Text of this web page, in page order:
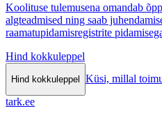
Koolituse tulemusena omandab
algteadmised ning saab
raamatupidamisregistrite
Hind kokkuleppel
Hind kokkuleppel Küsi, millal
tark.ee